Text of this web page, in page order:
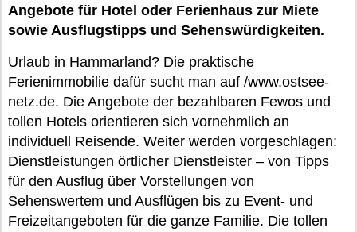
Angebote für Hotel oder Ferienhaus zur Miete
sowie Ausflugstipps und Sehenswürdigkeiten.
Urlaub in Hammarland? Die praktische
Ferienimmobilie dafür sucht man auf /www.ostsee-
netz.de. Die Angebote der bezahlbaren Fewos und
tollen Hotels orientieren sich vornehmlich an
individuell Reisende. Weiter werden vorgeschlagen:
Dienstleistungen örtlicher Dienstleister – von Tipps
für den Ausflug über Vorstellungen von
Sehenswertem und Ausflügen bis zu Event- und
Freizeitangeboten für die ganze Familie. Die tollen